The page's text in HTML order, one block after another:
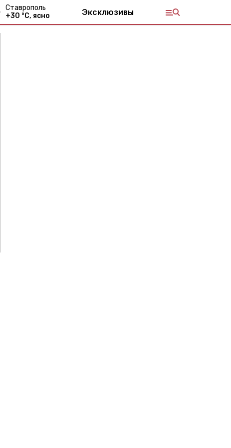
Ставрополь
+30 °С, ясно Эксклюзивы